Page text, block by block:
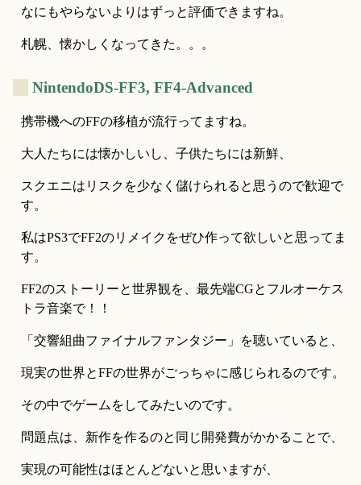
なにもやらないよりはずっと評価できますね。
札幌、懐かしくなってきた。。。
NintendoDS-FF3, FF4-Advanced
携帯機へのFFの移植が流行ってますね。
大人たちには懐かしいし、子供たちには新鮮、
スクエニはリスクを少なく儲けられると思うので歓迎で
す。
私はPS3でFF2のリメイクをぜひ作って欲しいと思ってま
す。
FF2のストーリーと世界観を、最先端CGとフルオーケス
トラ音楽で！！
「交響組曲ファイナルファンタジー」を聴いていると、
現実の世界とFFの世界がごっちゃに感じられるのです。
その中でゲームをしてみたいのです。
問題点は、新作を作るのと同じ開発費がかかることで、
実現の可能性はほとんどないと思いますが、